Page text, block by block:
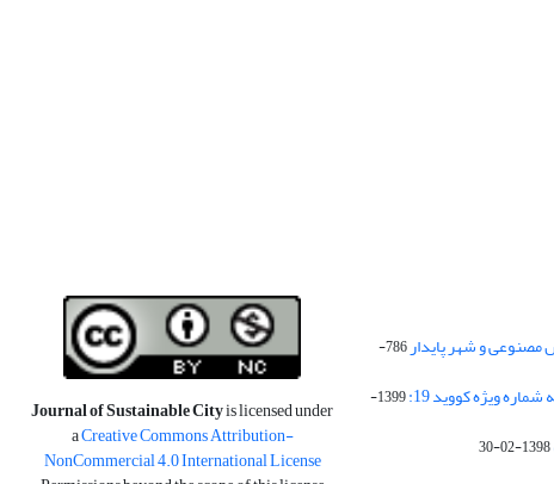
مصنوعی و شهر پایدار
786-
ویژه کووید 19:
1399-
1398-02-30
Journal of Sustainable Cityis licensed under
aCreative Commons Attribution-
NonCommercial 4.0 International License